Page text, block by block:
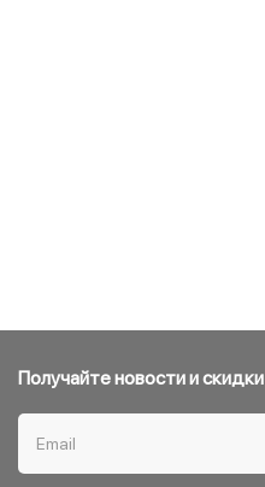
Получайте новости и скидки